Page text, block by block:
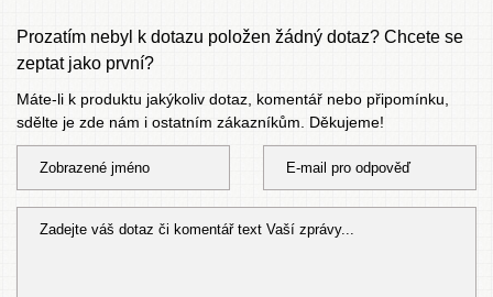
Prozatím nebyl k dotazu položen žádný dotaz? Chcete se
zeptat jako první?
Máte-li k produktu jakýkoliv dotaz, komentář nebo připomínku,
sdělte je zde nám i ostatním zákazníkům. Děkujeme!